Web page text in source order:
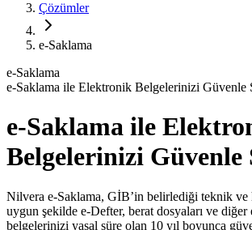
Çözümler
e-Saklama
e-Saklama
e-Saklama ile Elektronik Belgelerinizi Güvenle
e-Saklama ile
Belgelerinizi Güvenle
Nilvera e-Saklama, GİB’in belirlediği teknik ve
uygun şekilde e-Defter, berat dosyaları ve
belgelerinizi yasal süre olan 10 yıl boyunca